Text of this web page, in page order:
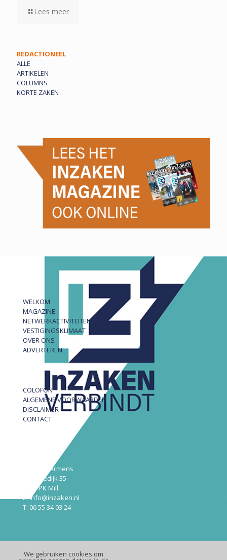
Lees meer
REDACTIONEEL
ALLE
ARTIKELEN
COLUMNS
KORTE ZAKEN
WELKOM
MAGAZINE
NETWERKACTIVITEITEN
VESTIGINGSKLIMAAT
OVER ONS
ADVERTEREN
COLOFON
ALGEMENE VOORWAARDEN
DISCLAIMER
CONTACT
Robert Hermens
Udensedijk 35
5451 PK Mill
E: info@inzaken.nl
T: 06 55 34 03 24
We gebruiken cookies om